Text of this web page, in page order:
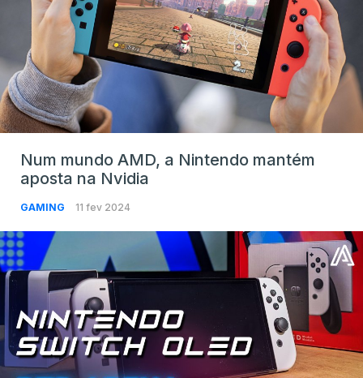
Num mundo AMD, a Nintendo mantém
aposta na Nvidia
GAMING 11 fev 2024